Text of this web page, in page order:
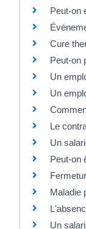
Peut-on
Cure
Peut-on
Un
Un
Le
Un
Peut-on
Maladie
Un